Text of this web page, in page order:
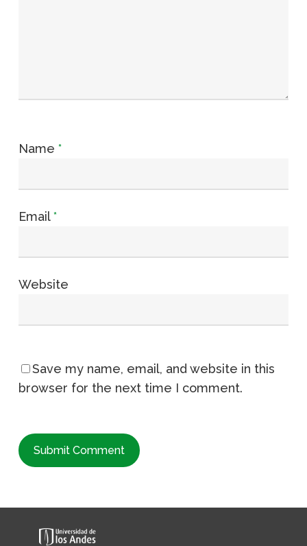
Name *
Email*
Website
Save my name, email, and website in this
browser for the next time I comment.